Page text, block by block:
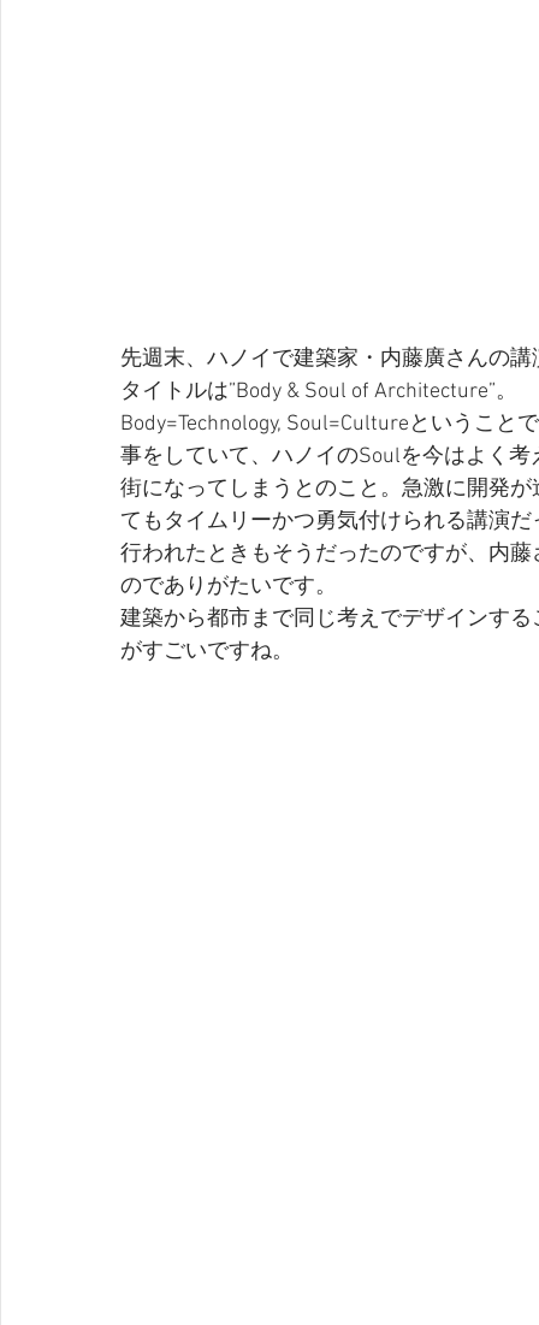
先週末、ハノイで建築家・内藤廣さんの
タイトルは”Body & Soul of Architecture”。
Body=Technology, Soul=Cultureというこ
事をしていて、ハノイのSoulを今はよく
街になってしまうとのこと。急激に開発
てもタイムリーかつ勇気付けられる講演
行われたときもそうだったのですが、内
のでありがたいです。
建築から都市まで同じ考えでデザインす
がすごいですね。